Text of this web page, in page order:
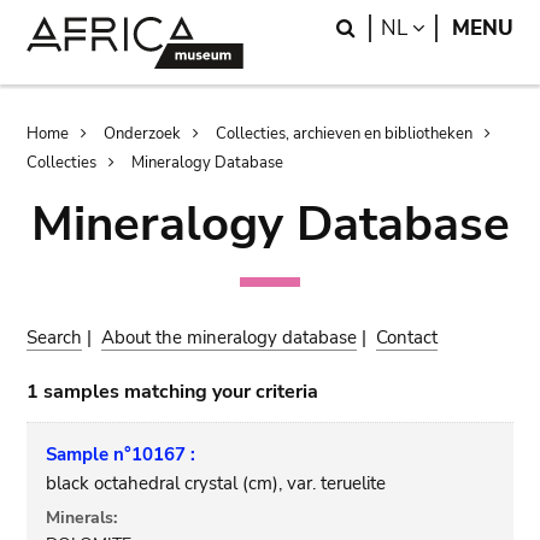
Search
NL LANGUAGE
MENU
Breadcrumb
Home Onderzoek
Collecties, archieven en bibliotheken
Collecties
Mineralogy Database
Mineralogy Database
Search |About the mineralogy database | Contact
1 samples matching your criteria
Sample n°10167 :
black octahedral crystal (cm), var. teruelite
Minerals: